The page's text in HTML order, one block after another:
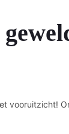
vooruitzicht!